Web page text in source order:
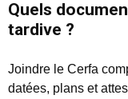
Quels
tardive ?
Joindre le Cerfa
datées, plans et